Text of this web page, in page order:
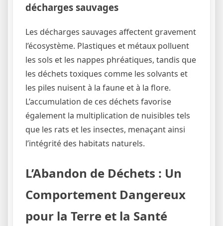
décharges sauvages
Les décharges sauvages affectent gravement
l’écosystème. Plastiques et métaux polluent
les sols et les nappes phréatiques, tandis que
les déchets toxiques comme les solvants et
les piles nuisent à la faune et à la flore.
L’accumulation de ces déchets favorise
également la multiplication de nuisibles tels
que les rats et les insectes, menaçant ainsi
l’intégrité des habitats naturels.
L’Abandon de Déchets : Un
Comportement Dangereux
pour la Terre et la Santé